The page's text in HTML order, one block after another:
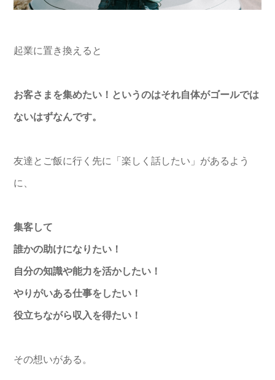
起業に置き換えると
お客さまを集めたい！ というのはそれ自体がゴールでは
ないはずなんです。
友達とご飯に行く先に「楽しく話したい」があるよう
に、
集客して
誰かの助けになりたい！
自分の知識や能力を活かしたい！
やりがいある仕事をしたい！
役立ちながら収入を得たい！
その想いがある。